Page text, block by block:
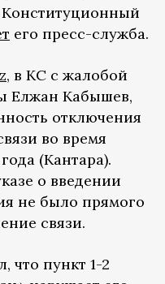
его пресс-служба.
, в КС с жалобой
Елжан Кабышев,
отключения
во время
(Кантара).
о введении
не было прямого
связи.
что пункт 1-2